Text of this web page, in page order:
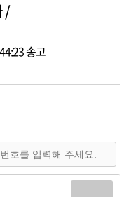
/
송고